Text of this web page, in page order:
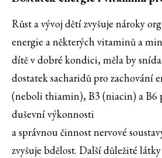
Růst a vývoj dětí zvyšuje nároky
energie a některých vitaminů a
dítě v dobré kondici, měla by
dostatek sacharidů pro zachování
(neboli thiamin), B3 (niacin) a
duševní výkonnosti
a správnou činnost nervové
zvyšuje bdělost. Další důležité